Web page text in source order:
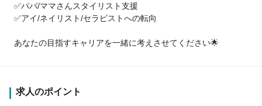
✅パパ/ママさんスタイリスト支援
✅アイ/ネイリスト/セラピストへの転向
あなたの目指すキャリアを一緒に考えさせてください🌟
求人のポイント